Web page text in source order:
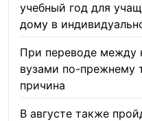
учебный год для
дому в
При переводе между
вузами по-прежнему
причина
В августе также